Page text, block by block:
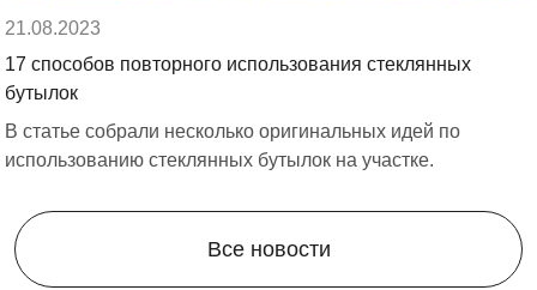
21.08.2023
17 способов повторного использования стеклянных
бутылок
В статье собрали несколько оригинальных идей по
использованию стеклянных бутылок на участке.
Все новости